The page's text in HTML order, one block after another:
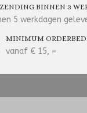
BINNEN 3
5 werkdagen
MINIMUM
vanaf € 15, =